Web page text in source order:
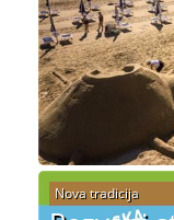
Nova tradicija